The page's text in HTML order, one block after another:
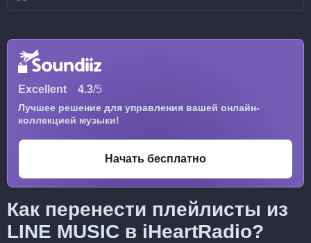
Excellent 4.3/5
Лучшее решение для управления вашей онлайн-
коллекцией музыки!
Начать бесплатно
Как перенести плейлисты из
LINE MUSIC в iHeartRadio?